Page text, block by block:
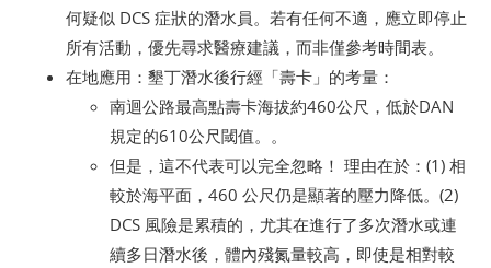
何疑似 DCS 症狀的潛水員。若有任何不適，應立即停止
所有活動，優先尋求醫療建議，而非僅參考時間表。
在地應用：墾丁潛水後行經「壽卡」的考量：
南迴公路最高點壽卡海拔約460公尺，低於DAN
規定的610公尺閾值。。
但是，這不代表可以完全忽略！ 理由在於：(1) 相
較於海平面，460 公尺仍是顯著的壓力降低。(2)
DCS 風險是累積的，尤其在進行了多次潛水或連
續多日潛水後，體內殘氮量較高，即使是相對較